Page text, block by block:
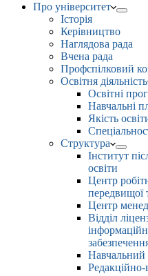
Про університет
Історія
Керівництво
Наглядова рада
Вчена рада
Профспілковий
Освітня діяльність
Освітні
Навчальні
Якість
Структура
Інститут
освіти
Центр
передвищої
Центр
Відділ
Навчальний
Редакційно-